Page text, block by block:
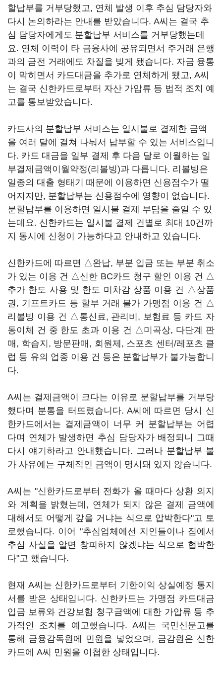
할납부를 거부당했고, 연체 발생 이후 추심 담당자와
다시 논의하라는 안내를 받았습니다. A씨는 결국 추
심 담당자에게도 분할납부 서비스를 거부당했는데
요. 연체 이력이 타 금융사에 공유되면서 주거래 은행
과의 금전 거래에도 차질을 빚게 됐습니다. 자금 융통
이 막히면서 카드대금을 추가로 연체하게 됐고, A씨
는 결국 신한카드로부터 자산 가압류 등 법적 조치 예
고를 통보받았습니다.
카드사의 분할납부 서비스는 일시불로 결제한 금액
을 여러 달에 걸쳐 나눠서 납부할 수 있는 서비스입니
다. 카드 대금을 일부 결제 후 다음 달로 이월하는 일
부결제금액이월약정(리볼빙)과 다릅니다. 리볼빙은
일종의 대출 형태기 때문에 이용하면 신용점수가 떨
어지지만, 분할납부는 신용점수에 영향이 없습니다.
분할납부를 이용하면 일시불 결제 부담을 줄일 수 있
는데요. 신한카드는 일시불 결제 건별로 최대 10건까
지 동시에 신청이 가능하다고 안내하고 있습니다.
신한카드에 따르면 △완납, 부분 입금 또는 부분 취소
가 있는 이용 건 △신한 BC카드 청구 할인 이용 건 △
추가 한도 사용 및 한도 미차감 상품 이용 건 △상품
권, 기프트카드 등 할부 거래 불가 가맹점 이용 건 △
리볼빙 이용 건 △통신료, 관리비, 보험료 등 카드 자
동이체 건 중 한도 초과 이용 건 △미곡상, 다단계 판
매, 학습지, 방문판매, 회원제, 스포츠 센터/레포츠 클
럽 등 유의 업종 이용 건 등은 분할납부가 불가능합니
다.
A씨는 결제금액이 크다는 이유로 분할납부를 거부당
했다며 분통을 터뜨렸습니다. A씨에 따르면 당시 신
한카드에서는 결제금액이 너무 커 분할납부는 어렵
다며 연체가 발생하면 추심 담당자가 배정되니 그때
다시 얘기하라고 안내했습니다. 그러나 분할납부 불
가 사유에는 구체적인 금액이 명시돼 있지 않습니다.
A씨는 "신한카드로부터 전화가 올 때마다 상환 의지
와 계획을 밝혔는데, 연체가 되지 않은 결제 금액에
대해서도 어떻게 갚을 거냐는 식으로 압박한다"고 토
로했습니다. 이어 "추심업체에선 지인들이나 집에서
추심 사실을 알면 창피하지 않겠냐는 식으로 협박한
다"고 했습니다.
현재 A씨는 신한카드로부터 기한이익 상실예정 통지
서를 받은 상태입니다. 신한카드는 가맹점 카드대금
입금 보류와 건강보험 청구금액에 대한 가압류 등 추
가적인 조치를 예고했습니다. A씨는 국민신문고를
통해 금융감독원에 민원을 넣었으며, 금감원은 신한
카드에 A씨 민원을 이첩한 상태입니다.